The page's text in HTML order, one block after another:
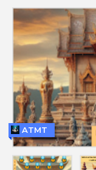
ATMT